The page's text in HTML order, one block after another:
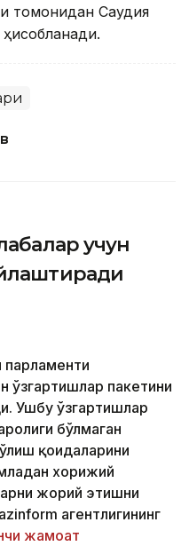
томонидан Саудия
ҳисобланади.
учун
парламенти
ўзгартишлар пакетини
Ушбу ўзгартишлар
бўлмаган
қоидаларини
хорижий
жорий этишни
агентлигининг
жамоат